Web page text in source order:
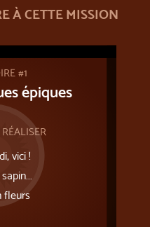
À CETTE MISSION
#1
épiques
vici !
fleurs